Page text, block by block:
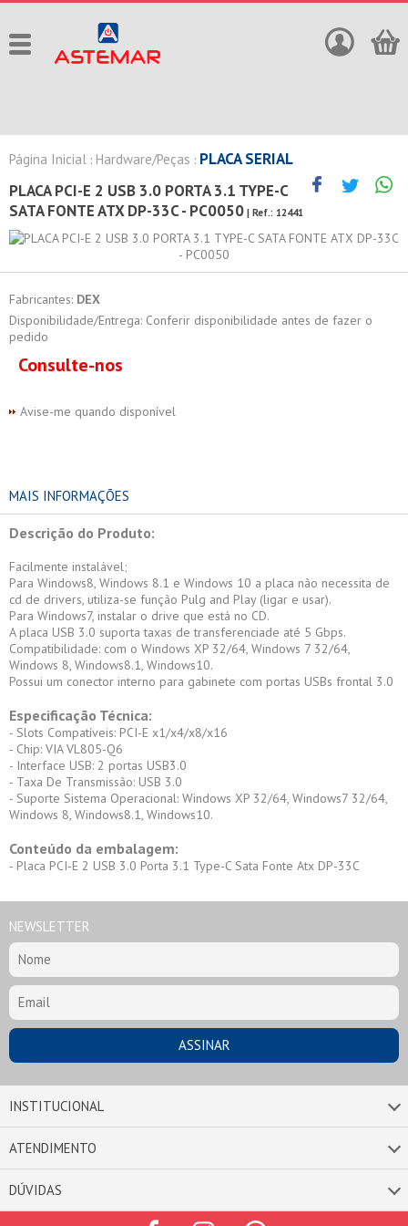
Página Inicial : Hardware/Peças : PLACA SERIAL
PLACA PCI-E 2 USB 3.0 PORTA 3.1 TYPE-C
SATA FONTE ATX DP-33C - PC0050 | Ref.: 12441
Fabricantes: DEX
Disponibilidade/Entrega: Conferir disponibilidade antes de fazer o
pedido
Consulte-nos
Avise-me quando disponível
MAIS INFORMAÇÕES
Descrição do Produto:
Facilmente instalável;
Para Windows8, Windows 8.1 e Windows 10 a placa não necessita de
cd de drivers, utiliza-se função Pulg and Play (ligar e usar).
Para Windows7, instalar o drive que está no CD.
A placa USB 3.0 suporta taxas de transferenciade até 5 Gbps.
Compatibilidade: com o Windows XP 32/64, Windows 7 32/64,
Windows 8, Windows8.1, Windows10.
Possui um conector interno para gabinete com portas USBs frontal 3.0
Especificação Técnica:
- Slots Compatíveis: PCI-E x1/x4/x8/x16
- Chip: VIA VL805-Q6
- Interface USB: 2 portas USB3.0
- Taxa De Transmissão: USB 3.0
- Suporte Sistema Operacional: Windows XP 32/64, Windows7 32/64,
Windows 8, Windows8.1, Windows10.
Conteúdo da embalagem:
- Placa PCI-E 2 USB 3.0 Porta 3.1 Type-C Sata Fonte Atx DP-33C
NEWSLETTER
INSTITUCIONAL
ATENDIMENTO
DÚVIDAS